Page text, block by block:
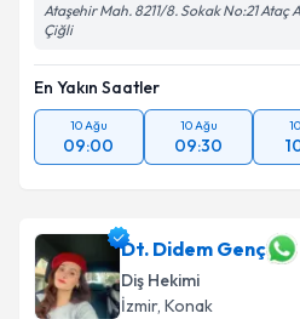
Ataşehir Mah. 8211/8. Sokak No:21 Ataç
Çiğli
En Yakın Saatler
10 Ağu
09:00
10 Ağu
09:30
Dt. Didem Genç
Diş Hekimi
İzmir, Konak